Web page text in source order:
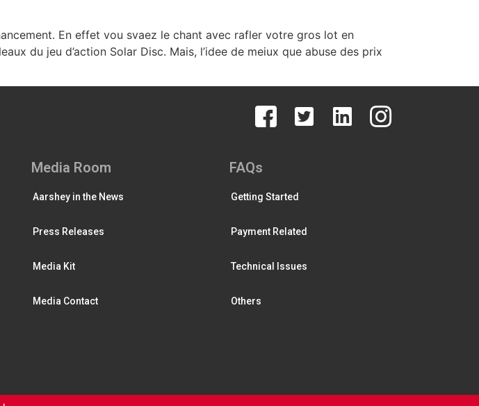
En effet vou svaez le chant avec rafler votre gros lot en
du jeu d’action Solar Disc. Mais, l’idee de meiux que abuse des prix
Media Room
Aarshey in the News
Press Releases
Media Kit
Media Contact
FAQs
Getting Started
Payment Related
Technical Issues
Others